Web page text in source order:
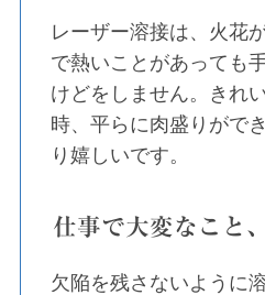
レーザー溶接は、火花
で熱いことがあっても
けどをしません。きれ
時、平らに肉盛りがで
り嬉しいです。
仕事で大変なこと
欠陥を残さないように